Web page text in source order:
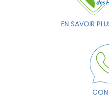
EN SAVOIR